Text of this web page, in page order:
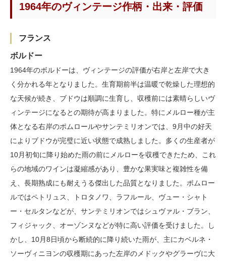
1964年のヴィンテージ作柄・出来・評価
フランス
ボルドー
1964年のボルドーは、ヴィンテージの評価が右岸と左岸で大き
く分かれる年となりました。生育期前半は温暖で乾燥した理想的
な天候が続き、ブドウは順調に生育し、収穫前には素晴らしいヴ
ィンテージになるとの期待が高まりました。特にメルロー種が主
体となる右岸のポムロールやサンテミリオンでは、9月中の好天
によりブドウが完璧に近い状態で成熟しました。多くの生産者が
10月初旬に降り始めた雨の前にメルローを収穫できたため、これ
らの地域のワインは凝縮感があり、豊かな果実味と複雑性を備
え、長期熟成にも耐えうる傑出した品質となりました。ポムロー
ルではペトリュス、トロタノワ、ラフルール、ヴュー・シャト
ー・セルタンなどが、サンテミリオンではシュヴァル・ブラン、
フィジャック、オーゾンヌなどが特に高い評価を受けました。し
かし、10月8日頃から断続的に降り続いた雨が、主にカベルネ・
ソーヴィニヨンの収穫期にあった左岸のメドックやグラーヴに大